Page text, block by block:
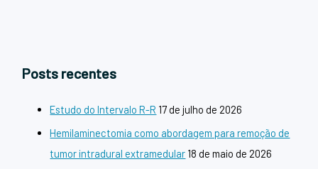
Posts recentes
Estudo do Intervalo R-R 17 de julho de 2026
Hemilaminectomia como abordagem para remoção de
tumor intradural extramedular 18 de maio de 2026